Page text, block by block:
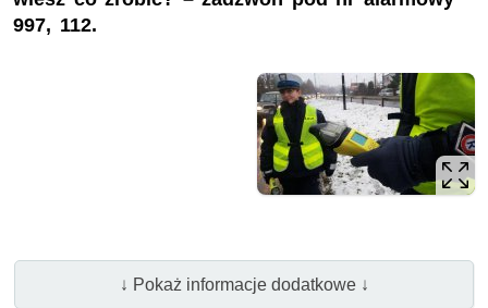
997, 112.
↓ Pokaż informacje dodatkowe ↓